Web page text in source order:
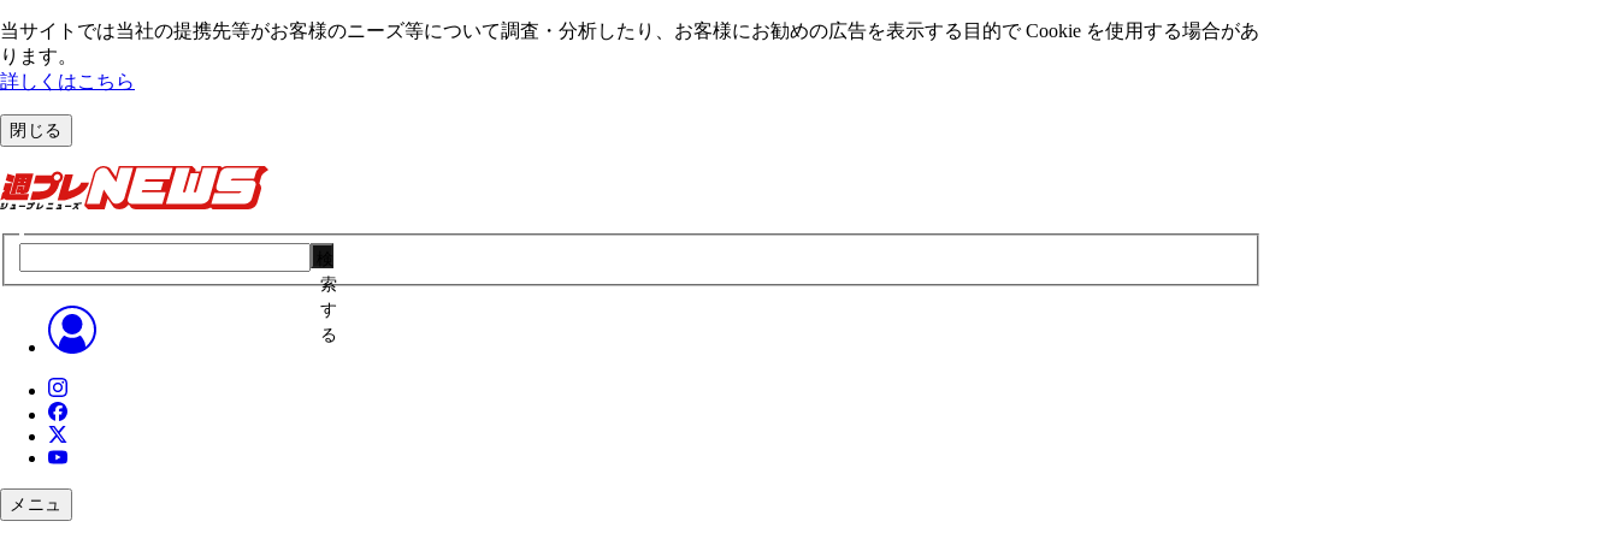
当サイトでは当社の提携先等がお客様のニーズ等について調査・分析したり、お客様にお勧めの広告を表⽰する⽬的で Cookie を使⽤する場合があ
ります。
詳しくはこちら
閉じる
索
す
る
メニュ